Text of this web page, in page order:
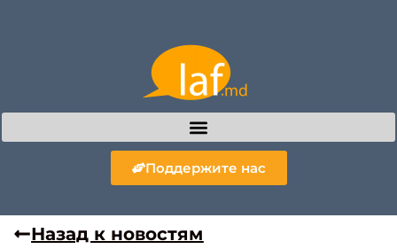
Поддержите нас
Назад к новостям